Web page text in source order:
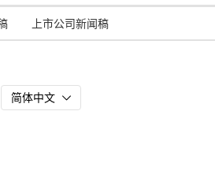
上市公司新闻稿
简体中文